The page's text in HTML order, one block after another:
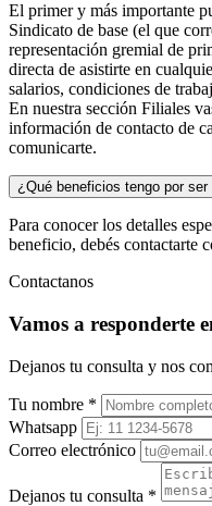
El primer y más importante
Sindicato de base (el que
representación gremial de
directa de asistirte en
salarios, condiciones de
En nuestra sección Filiales
información de contacto de
comunicarte.
¿Qué beneficios tengo por ser
Para conocer los detalles
beneficio, debés contactarte
Contactanos
Vamos a responderte
Dejanos tu consulta y nos
Tu nombre *
Whatsapp
Correo electrónico
Dejanos tu consulta *